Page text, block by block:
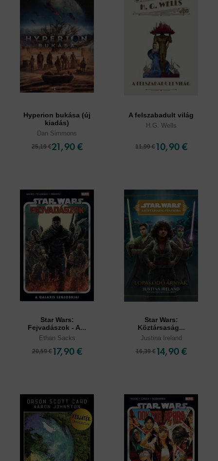
Hyperion bukása (új
kiadás)
Dan Simmons
25,19 €21,90 €
A felszabadult világ
H.G. Wells
11,99 € 10,90 €
Star Wars:
Fejvadászok - A...
Ethan Sacks
20,59 € 17,90 €
Star Wars:
Köztársaság...
Justina Ireland
16,39 € 14,90 €